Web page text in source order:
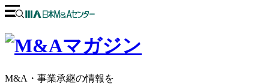
M&A・事業承継の情報を